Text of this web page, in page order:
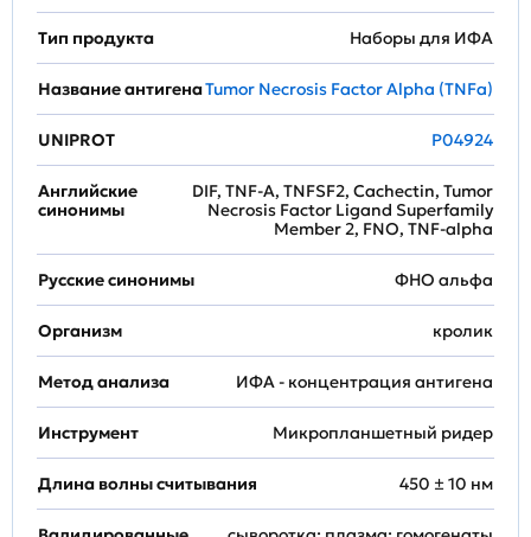
Тип продукта Наборы для ИФА
Название антигенаTumor Necrosis Factor Alpha (TNFa)
UNIPROT P04924
Английские
синонимы
DIF, TNF-A, TNFSF2, Cachectin, Tumor
Necrosis Factor Ligand Superfamily
Member 2, FNO, TNF-alpha
Русские синонимы ФНО альфа
Организм кролик
Метод анализа ИФА - концентрация антигена
Инструмент Микропланшетный ридер
Длина волны считывания 450 ± 10 нм